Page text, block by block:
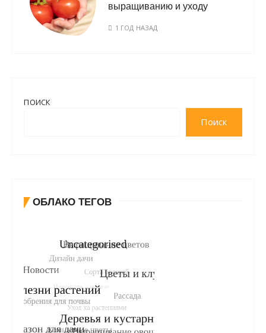
выращиванию и уходу
1 ГОД НАЗАД
ПОИСК
Поиск
ОБЛАКО ТЕГОВ